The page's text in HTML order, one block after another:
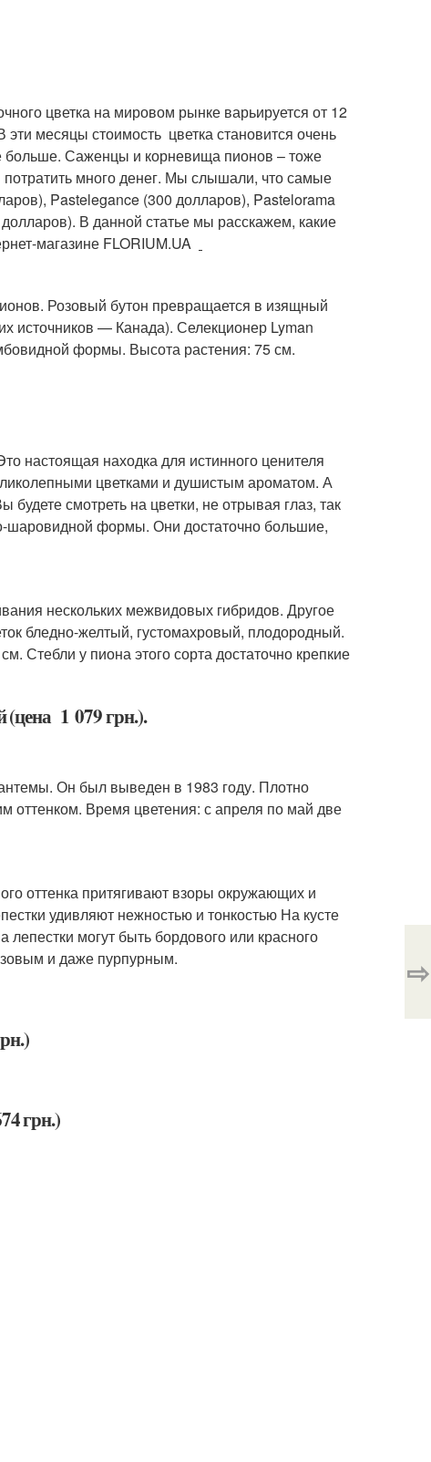
цветка на мировом рынке варьируется от 12
месяцы стоимость цветка становится очень
Саженцы и корневища пионов – тоже
много денег. Мы слышали, что самые
Pastelegance (300 долларов), Pastelorama
В данной статье мы расскажем, какие
магазине FLORIUM.UA
Розовый бутон превращается в изящный
источников — Канада). Селекционер Lyman
формы. Высота растения: 75 см.
настоящая находка для истинного ценителя
цветками и душистым ароматом. А
смотреть на цветки, не отрывая глаз, так
шаровидной формы. Они достаточно большие,
нескольких межвидовых гибридов. Другое
бледно-желтый, густомахровый, плодородный.
Стебли у пиона этого сорта достаточно крепкие
1 079 грн.).
Он был выведен в 1983 году. Плотно
оттенком. Время цветения: с апреля по май две
оттенка притягивают взоры окружающих и
удивляют нежностью и тонкостью На кусте
могут быть бордового или красного
и даже пурпурным.
грн.)
⇨